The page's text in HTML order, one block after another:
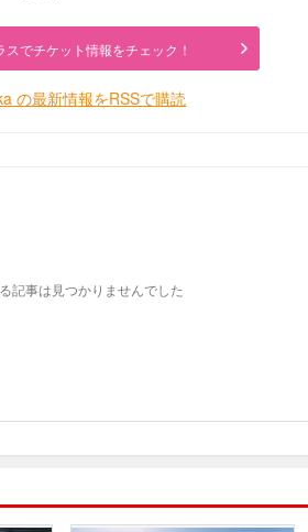
スでチケット情報をチェック！
の最新情報をRSSで購読
記事は見つかりませんでした